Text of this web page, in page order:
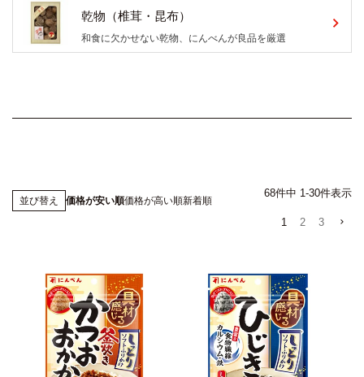
乾物（椎茸・昆布）
和食に欠かせない乾物、にんべんが良品を厳選
並び替え 価格が安い順価格が高い順新着順
68件中 1-30件表示
1 2 3